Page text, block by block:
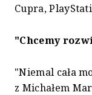
Cupra,
"Chcemy
"Niemal cała
z Michałem